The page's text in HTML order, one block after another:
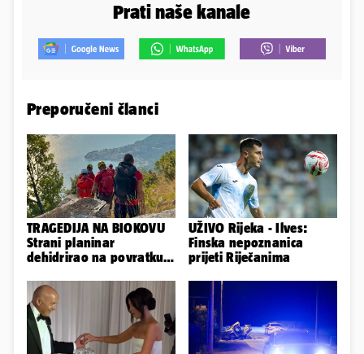
Prati naše kanale
Preporučeni članci
TRAGEDIJA NA BIOKOVU
Strani planinar
dehidrirao na povratku s
UŽIVO Rijeka - Ilves:
Finska nepoznanica
prijeti Riječanima